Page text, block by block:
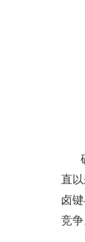
直
卤
竞